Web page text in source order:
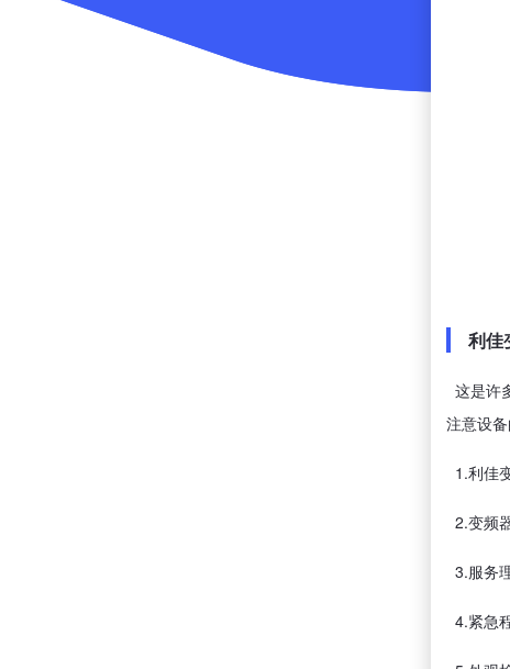
利佳
这是许
注意设
1.利佳
2.变频
3.服务
4.紧急